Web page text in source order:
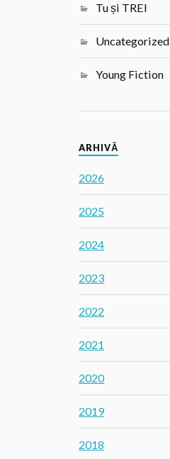
Tu și TREI
Uncategorized
Young Fiction
ARHIVĂ
2026
2025
2024
2023
2022
2021
2020
2019
2018